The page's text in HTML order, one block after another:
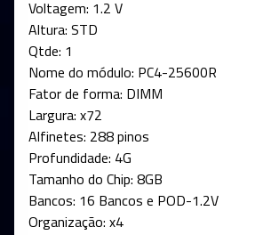
Voltagem: 1.2 V
Altura: STD
Qtde: 1
Nome do módulo: PC4-25600R
Fator de forma: DIMM
Largura: x72
Alfinetes: 288 pinos
Profundidade: 4G
Tamanho do Chip: 8GB
Bancos: 16 Bancos e POD-1.2V
Organização: x4